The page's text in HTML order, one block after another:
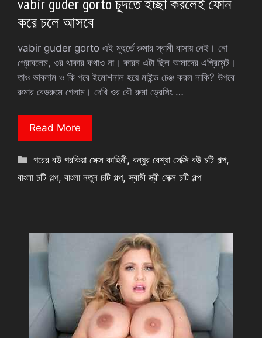
vabir guder gorto চুদতে ইচ্ছা করলেই ফোন
করে চলে আসবে
vabir guder gorto এই মুহুর্তে রুমার স্বামী বাসায় নেই। নো
প্রোবলেম, ওর থাকার কথাও না। কারন এটা ছিল আমাদের এগ্রিমেন্ট।
তাও ভাবলাম ও কি পরে ইমোশনাল হয়ে মাইন্ড চেঞ্জ করল নাকি? উপরে
রুমার বেডরুমে গেলাম। দেখি ওর বৌ রুমা ড্রেসিং …
Read More
Categories
পরের বউ পরকিয়া সেক্স কাহিনী,বন্ধুর বেশ্যা সেক্সি বউ চটি গল্প,
বাংলা চটি গল্প, বাংলা নতুন চটি গল্প,স্বামী স্ত্রী সেক্স চটি গল্প